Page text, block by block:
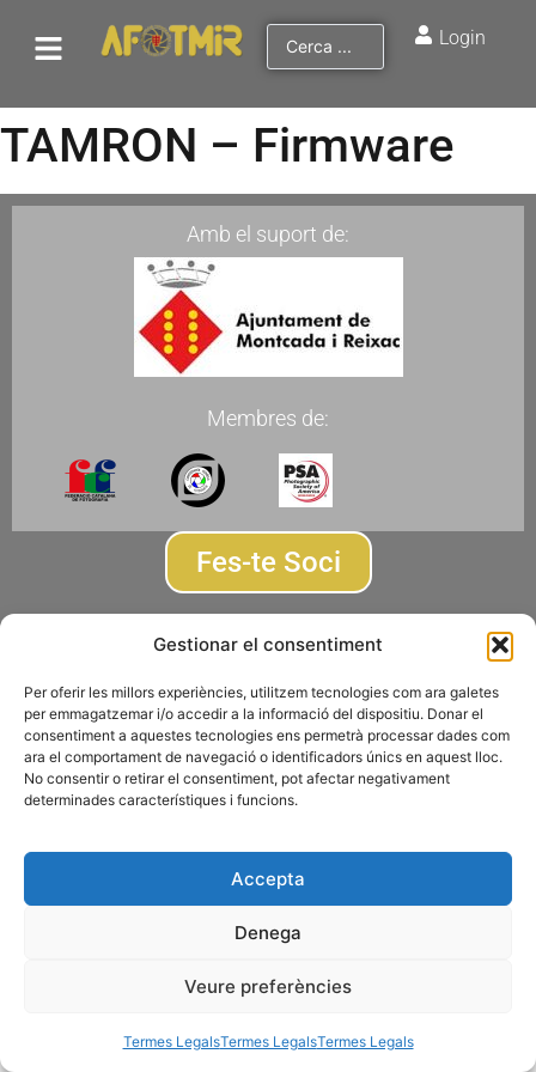
Gestionar el consentiment
Per oferir les millors experiències, utilitzem tecnologies com ara galetes
per emmagatzemar i/o accedir a la informació del dispositiu. Donar el
consentiment a aquestes tecnologies ens permetrà processar dades com
ara el comportament de navegació o identificadors únics en aquest lloc.
No consentir o retirar el consentiment, pot afectar negativament
determinades característiques i funcions.
Accepta
Denega
Veure preferències
Termes LegalsTermes LegalsTermes Legals
Login
TAMRON – Firmware
Amb el suport de:
Membres de:
Fes-te Soci
Subscriu-te a la newsletter
© 2026 AGRUPACIÓ FOTOGRÀFICA DE MONTCADA I REIXAC
Disseny webGescic.com Termes Legals